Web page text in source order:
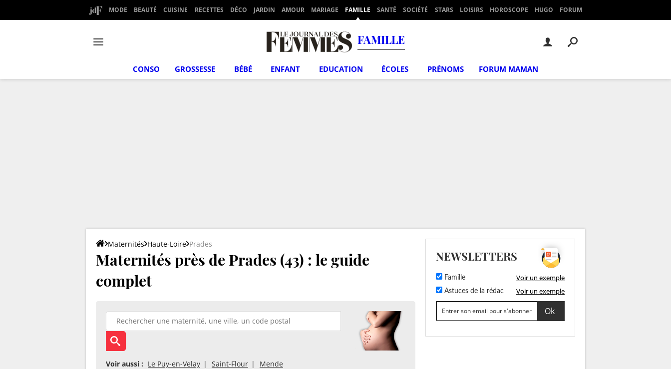
MODE BEAUTÉ CUISINE RECETTES DÉCO JARDIN AMOUR MARIAGE FAMILLE SANTÉ SOCIÉTÉ STARS LOISIRS HOROSCOPE HUGO FORUM
FAMILLE
CONSO GROSSESSE BÉBÉ ENFANT EDUCATION ÉCOLES PRÉNOMS FORUM MAMAN
Maternités Haute-Loire Prades
Maternités près de Prades (43) : le guide
complet
Voir aussi : Le Puy-en-Velay Saint-Flour Mende
NEWSLETTERS
Famille Voir un exemple
Astuces de la rédac Voir un exemple